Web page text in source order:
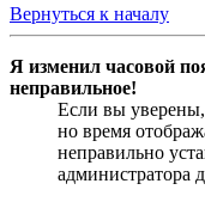
Вернуться к началу
Я изменил часовой
неправильное!
Если вы уверены,
но время
неправильно
администратора